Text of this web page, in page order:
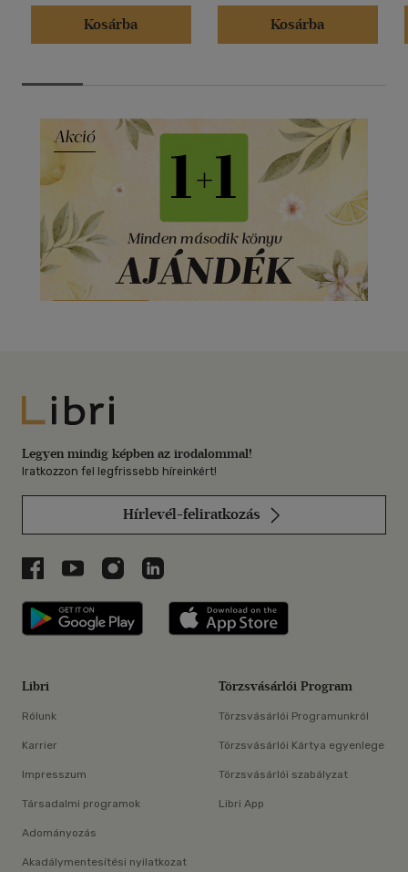
Kosárba
Kosárba
Libri
Legyen mindig képben az irodalommal!
Iratkozzon fel legfrissebb híreinkért!
Hírlevél-feliratkozás
Libri a Facebookon
Libri a Youtube-on
Libri az Instagramon
Libri a LinkedInen
Libri applikáció Szerezd meg: Google
Libri
Rólunk
Karrier
Impresszum
Társadalmi programok
Adományozás
Akadálymentesítési nyilatkozat
Törzsvásárlói Program
Törzsvásárlói Programunkról
Törzsvásárlói Kártya egyenlege
Törzsvásárlói szabályzat
Libri App